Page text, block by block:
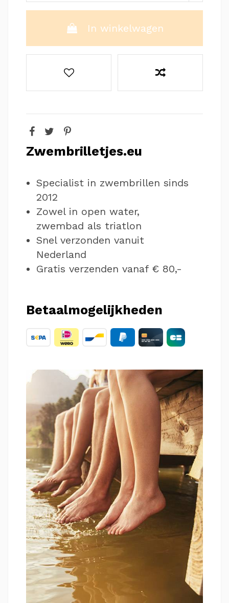
In winkelwagen
Zwembrilletjes.eu
Specialist in zwembrillen sinds
2012
Zowel in open water,
zwembad als triatlon
Snel verzonden vanuit
Nederland
Gratis verzenden vanaf € 80,-
Betaalmogelijkheden